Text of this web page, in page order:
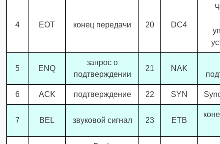
4 EOT конец передачи 20 DC4
5 ENQ
запрос о
подтверждении
21 NAK
6 ACK подтверждение 22 SYN
7 BEL звуковой сигнал 23 ETB